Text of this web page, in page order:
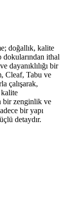
doğallık, kalite
dokularından ithal
dayanıklılığı bir
Cleaf, Tabu ve
çalışarak,
bir zenginlik ve
bir yapı
detaydır.